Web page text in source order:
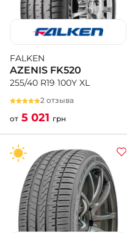
FALKEN
AZENIS FK520
255/40 R19 100Y XL
2 отзыва
от 5 021 грн